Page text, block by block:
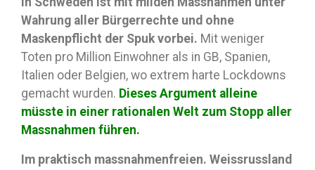
Wahrung aller Bürgerrechte und ohne
Maskenpflicht der Spuk vorbei. Mit weniger
Toten pro Million Einwohner als in GB, Spanien,
Italien oder Belgien, wo extrem harte Lockdowns
gemacht wurden. Dieses Argument alleine
müsste in einer rationalen Welt zum Stopp aller
Massnahmen führen.
Im praktisch massnahmenfreien. Weissrussland